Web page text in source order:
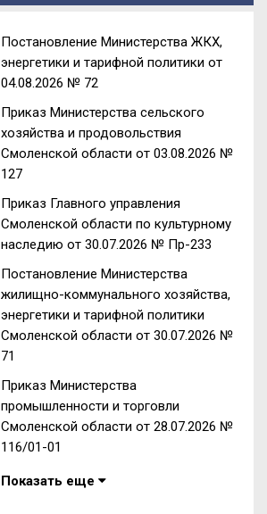
Постановление Министерства ЖКХ,
энергетики и тарифной политики от
04.08.2026 № 72
Приказ Министерства сельского
хозяйства и продовольствия
Смоленской области от 03.08.2026 №
127
Приказ Главного управления
Смоленской области по культурному
наследию от 30.07.2026 № Пр-233
Постановление Министерства
жилищно-коммунального хозяйства,
энергетики и тарифной политики
Смоленской области от 30.07.2026 №
71
Приказ Министерства
промышленности и торговли
Смоленской области от 28.07.2026 №
116/01-01
Показать еще